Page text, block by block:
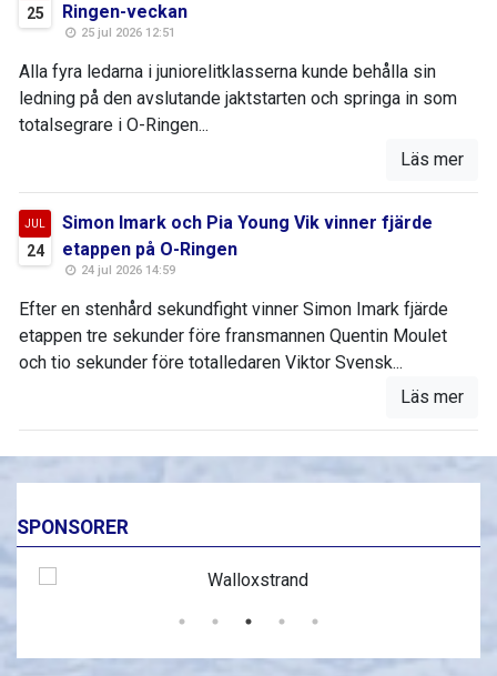
25
Ringen-veckan
25 jul 2026 12:51
Alla fyra ledarna i juniorelitklasserna kunde behålla sin
ledning på den avslutande jaktstarten och springa in som
totalsegrare i O-Ringen...
Läs mer
JUL
24
Simon Imark och Pia Young Vik vinner fjärde
etappen på O-Ringen
24 jul 2026 14:59
Efter en stenhård sekundfight vinner Simon Imark fjärde
etappen tre sekunder före fransmannen Quentin Moulet
och tio sekunder före totalledaren Viktor Svensk...
Läs mer
SPONSORER